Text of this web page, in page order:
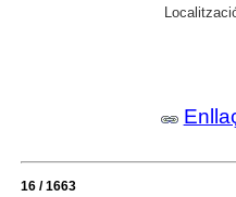
16 / 1663